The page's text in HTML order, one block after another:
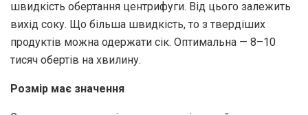
швидкість обертання центрифуги. Від цього залежить
вихід соку. Що більша швидкість, то з твердіших
продуктів можна одержати сік. Оптимальна — 8–10
тисяч обертів на хвилину.
Розмір має значення